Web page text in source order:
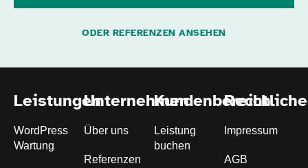
ODER REFERENZEN ANSEHEN
Leistungen
WordPress
Wartung
Unternehmen
Über uns
Referenzen
Kundenbereich
Leistung
buchen
Impressum
AGB